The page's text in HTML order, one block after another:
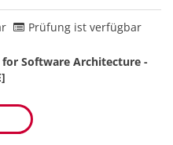
Prüfung ist verfügbar
Software Architecture -